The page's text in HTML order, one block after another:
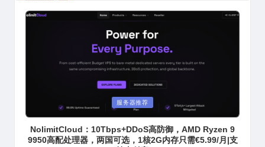
服务器推荐
NolimitCloud：10Tbps+DDoS高防御，AMD Ryzen 9
9950高配处理器，两国可选，1核2G内存只需€5.99/月|支